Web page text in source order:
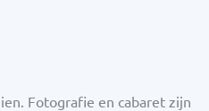
Fotografie en cabaret zijn